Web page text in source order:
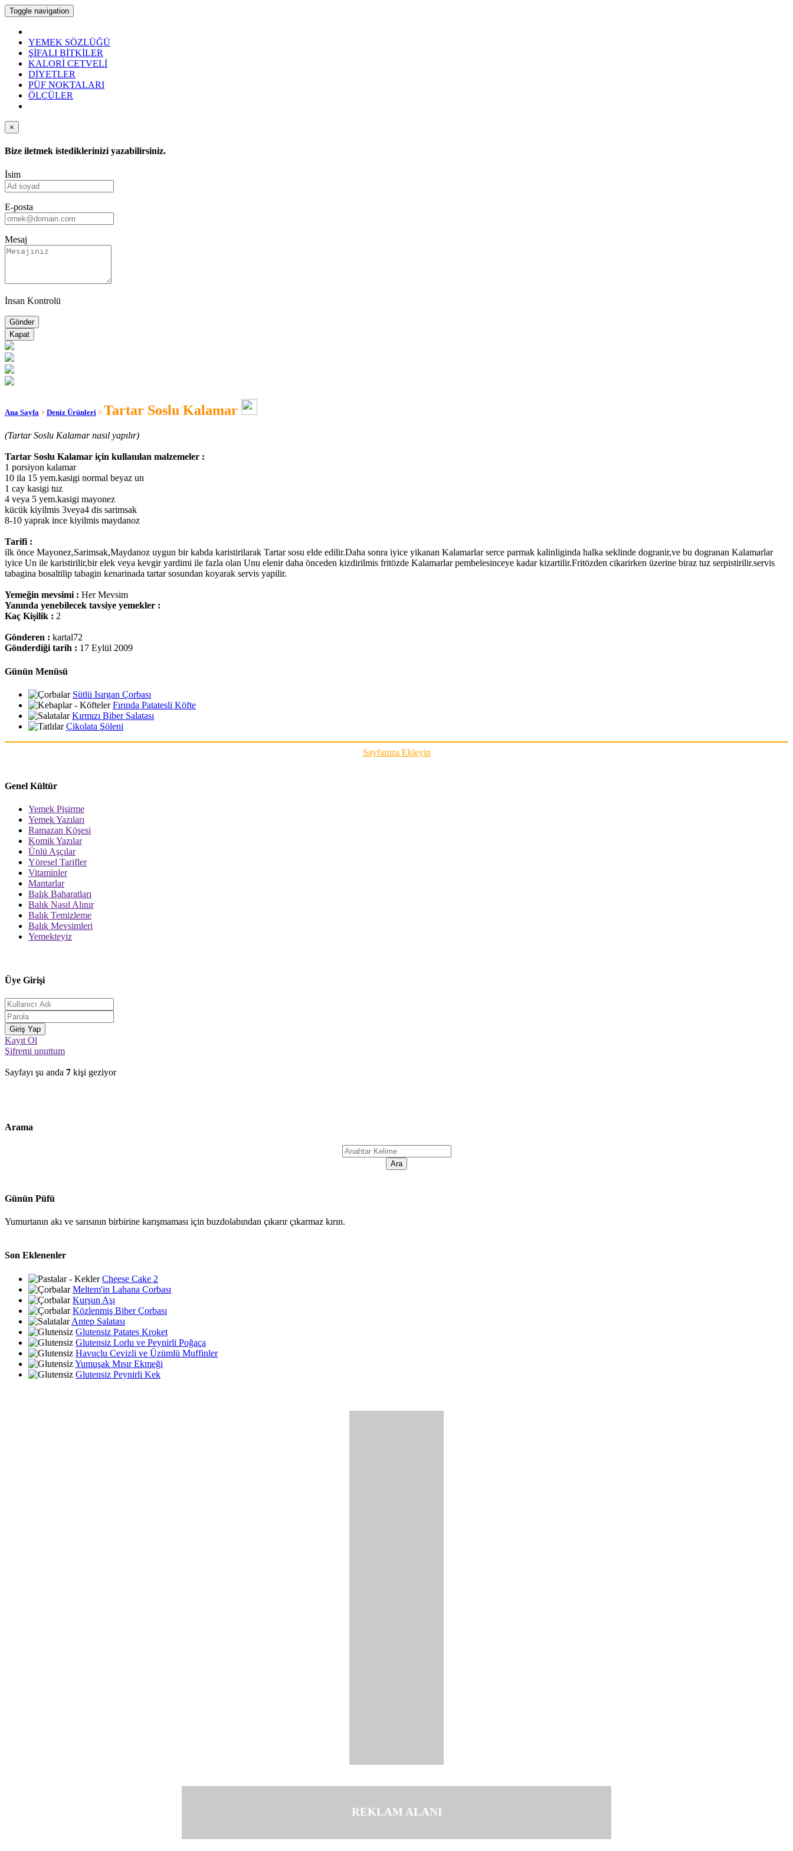
Toggle navigation
YEMEK SÖZLÜĞÜ
ŞİFALI BİTKİLER
KALORİ CETVELİ
DİYETLER
PÜF NOKTALARI
ÖLÇÜLER
×
Bize iletmek istediklerinizi yazabilirsiniz.
İsim
E-posta
Mesaj
İnsan Kontrolü
Kapat
Ana Sayfa > Deniz Ürünleri > Tartar Soslu Kalamar
(Tartar Soslu Kalamar nasıl yapılır)
Tartar Soslu Kalamar için kullanılan malzemeler :
1 porsiyon kalamar
10 ila 15 yem.kasigi normal beyaz un
1 cay kasigi tuz
4 veya 5 yem.kasigi mayonez
kücük kiyilmis 3veya4 dis sarimsak
8-10 yaprak ince kiyilmis maydanoz
Tarifi :
ilk önce Mayonez,Sarimsak,Maydanoz uygun bir kabda karistirilarak Tartar sosu elde edilir.Daha sonra iyice yikanan Kalamarlar serce parmak kalinliginda halka seklinde dogranir,ve bu dogranan Kalamarlar
iyice Un ile karistirilir,bir elek veya kevgir yardimi ile fazla olan Unu elenir daha önceden kizdirilmis fritözde Kalamarlar pembelesinceye kadar kizartilir.Fritözden cikarirken üzerine biraz tuz serpistirilir.servis
tabagina bosaltilip tabagin kenarinada tartar sosundan koyarak servis yapilir.
Yemeğin mevsimi : Her Mevsim
Yanında yenebilecek tavsiye yemekler :
Kaç Kişilik : 2
Gönderen : kartal72
Gönderdiği tarih : 17 Eylül 2009
Günün Menüsü
Sütlü Isırgan Çorbası
Fırında Patatesli Köfte
Kırmızı Biber Salatası
Çikolata Şöleni
Sayfanıza Ekleyin
Genel Kültür
Yemek Pişirme
Yemek Yazıları
Ramazan Köşesi
Komik Yazılar
Ünlü Aşçılar
Yöresel Tarifler
Vitaminler
Mantarlar
Balık Baharatları
Balık Nasıl Alınır
Balık Temizleme
Balık Mevsimleri
Yemekteyiz
Üye Girişi
Kayıt Ol
Şifremi unuttum
Sayfayı şu anda 7 kişi geziyor
Arama
Günün Püfü
Yumurtanın akı ve sarısının birbirine karışmaması için buzdolabından çıkarır çıkarmaz kırın.
Son Eklenenler
Cheese Cake 2
Meltem'in Lahana Çorbası
Kurşun Aşı
Közlenmiş Biber Çorbası
Antep Salatası
Glutensiz Patates Kroket
Glutensiz Lorlu ve Peynirli Poğaça
Havuçlu Cevizli ve Üzümlü Muffinler
Yumuşak Mısır Ekmeği
Glutensiz Peynirli Kek
REKLAM ALANI